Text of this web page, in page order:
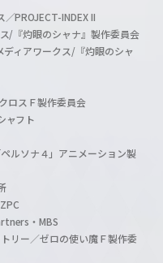
PROJECT-INDEX II
/『灼眼のシャナ』製作委員会
ィアワークス/『灼眼のシャ
ロスＦ製作委員会
ャフト
ソナ４」アニメーション製
・MBS
リー／ゼロの使い魔Ｆ製作委